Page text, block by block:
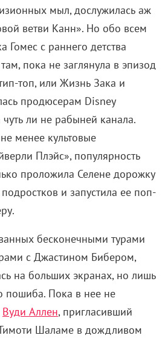
мыл, дослужилась аж
ветви Канн». Но обо всем
Гомес с раннего детства
пока не заглянула в эпизод
топ, или Жизнь Зака и
продюсерам Disney
чуть ли не рабыней канала.
менее культовые
Плэйс», популярность
проложила Селене дорожку
и запустила ее поп-
бесконечными турами
с Джастином Бибером,
на больших экранах, но лишь
пошиба. Пока в нее не
Вуди Аллен, пригласивший
Тимоти Шаламе в дождливом